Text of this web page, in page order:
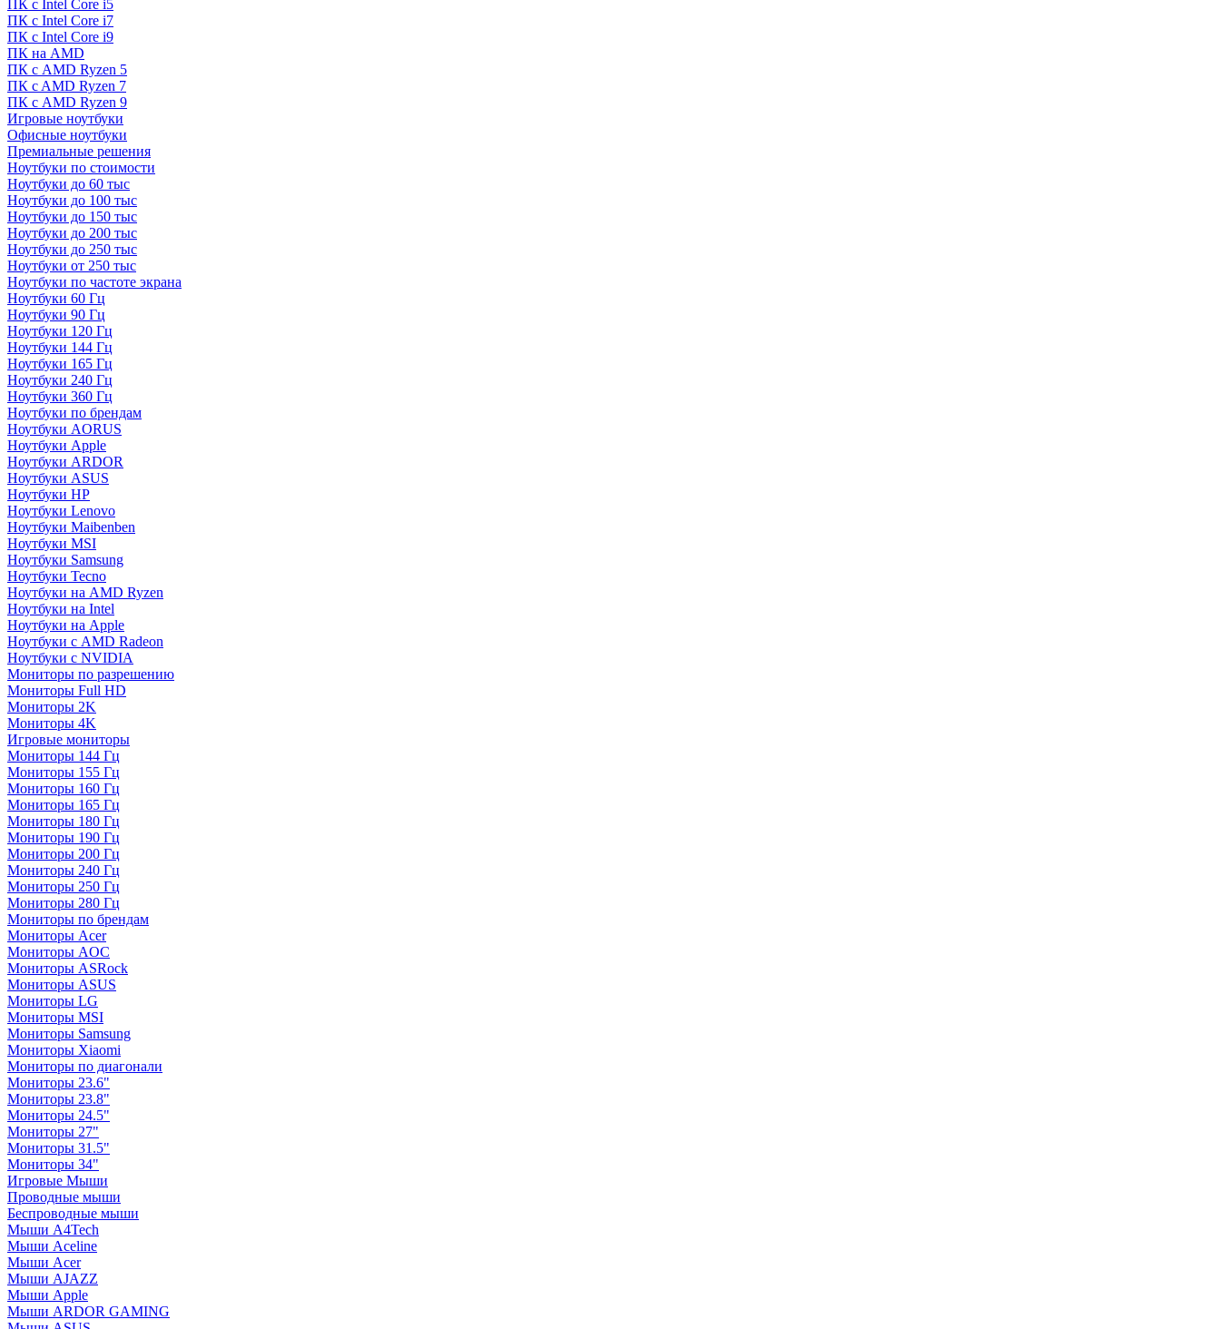
ПК с Intel Core i5
ПК с Intel Core i7
ПК с Intel Core i9
ПК на AMD
ПК с AMD Ryzen 5
ПК c AMD Ryzen 7
ПК с AMD Ryzen 9
Игровые ноутбуки
Офисные ноутбуки
Премиальные решения
Ноутбуки по стоимости
Ноутбуки до 60 тыс
Ноутбуки до 100 тыс
Ноутбуки до 150 тыс
Ноутбуки до 200 тыс
Ноутбуки до 250 тыс
Ноутбуки от 250 тыс
Ноутбуки по частоте экрана
Ноутбуки 60 Гц
Ноутбуки 90 Гц
Ноутбуки 120 Гц
Ноутбуки 144 Гц
Ноутбуки 165 Гц
Ноутбуки 240 Гц
Ноутбуки 360 Гц
Ноутбуки по брендам
Ноутбуки AORUS
Ноутбуки Apple
Ноутбуки ARDOR
Ноутбуки ASUS
Ноутбуки HP
Ноутбуки Lenovo
Ноутбуки Maibenben
Ноутбуки MSI
Ноутбуки Samsung
Ноутбуки Tecno
Ноутбуки на AMD Ryzen
Ноутбуки на Intel
Ноутбуки на Apple
Ноутбуки с AMD Radeon
Ноутбуки с NVIDIA
Мониторы по разрешению
Мониторы Full HD
Мониторы 2K
Мониторы 4K
Игровые мониторы
Мониторы 144 Гц
Мониторы 155 Гц
Мониторы 160 Гц
Мониторы 165 Гц
Мониторы 180 Гц
Мониторы 190 Гц
Мониторы 200 Гц
Мониторы 240 Гц
Мониторы 250 Гц
Мониторы 280 Гц
Мониторы по брендам
Мониторы Acer
Мониторы AOC
Мониторы ASRock
Мониторы ASUS
Мониторы LG
Мониторы MSI
Мониторы Samsung
Мониторы Xiaomi
Мониторы по диагонали
Мониторы 23.6"
Мониторы 23.8"
Мониторы 24.5"
Мониторы 27"
Мониторы 31.5"
Мониторы 34"
Игровые Мыши
Проводные мыши
Беспроводные мыши
Мыши A4Tech
Мыши Aceline
Мыши Acer
Мыши AJAZZ
Мыши Apple
Мыши ARDOR GAMING